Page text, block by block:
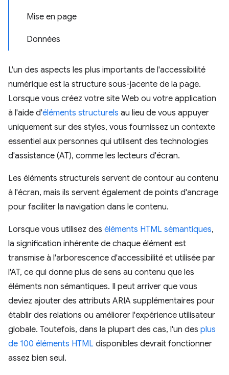
Mise en page
Données
L'un des aspects les plus importants de l'accessibilité
numérique est la structure sous-jacente de la page.
Lorsque vous créez votre site Web ou votre application
à l'aide d'éléments structurels au lieu de vous appuyer
uniquement sur des styles, vous fournissez un contexte
essentiel aux personnes qui utilisent des technologies
d'assistance (AT), comme les lecteurs d'écran.
Les éléments structurels servent de contour au contenu
à l'écran, mais ils servent également de points d'ancrage
pour faciliter la navigation dans le contenu.
Lorsque vous utilisez des éléments HTML sémantiques,
la signification inhérente de chaque élément est
transmise à l'arborescence d'accessibilité et utilisée par
l'AT, ce qui donne plus de sens au contenu que les
éléments non sémantiques. Il peut arriver que vous
deviez ajouter des attributs ARIA supplémentaires pour
établir des relations ou améliorer l'expérience utilisateur
globale. Toutefois, dans la plupart des cas, l'un des plus
de 100 éléments HTML disponibles devrait fonctionner
assez bien seul.